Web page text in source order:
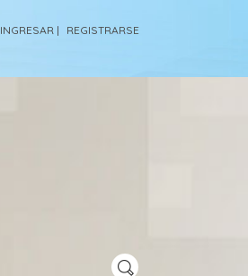
INGRESAR | REGISTRARSE